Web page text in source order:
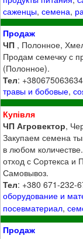
саженцы,семена,
Продаж
ЧП , Полонное,
Продам семечку с
(Полонное).
Тел: +380675063634
травы и бобовые,
Купівля
ЧП Агровектор,
Закупаем семена
в любом
отход с Сортекса и
Самовывоз.
Тел: +380 671-232-
оборудование и
посевматериал,
Продаж